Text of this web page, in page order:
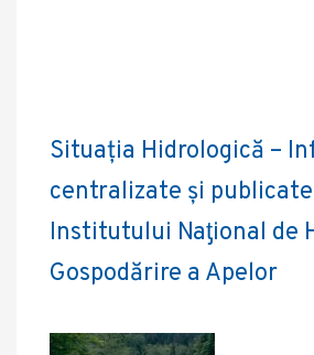
Situația Hidrologică –
centralizate și
Institutului Naƫional de
Gospodărire a Apelor